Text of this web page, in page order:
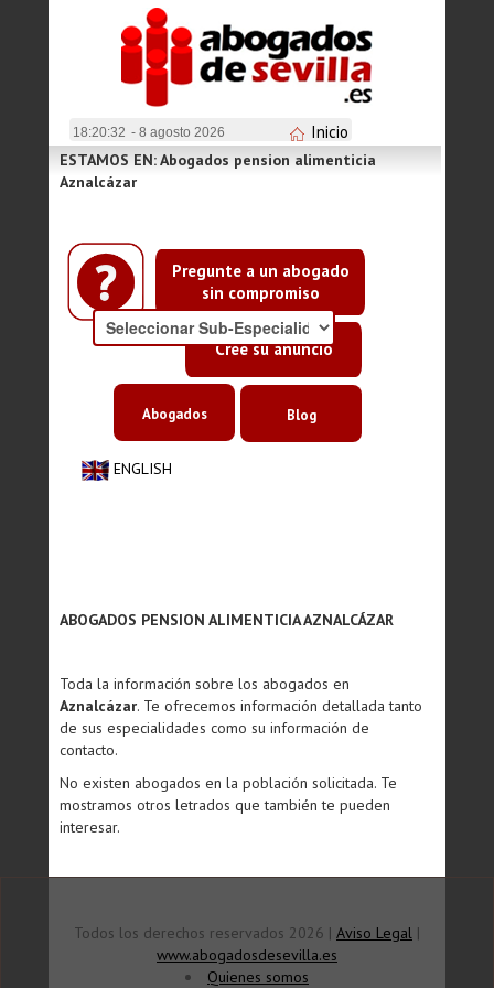
18:20:32 - 8 agosto 2026 Inicio
Pregunte a un abogado
sin compromiso
Cree su anuncio
ESTAMOS EN: Abogados pension alimenticia
Aznalcázar
ENGLISH
Abogados Blog
ABOGADOS PENSION ALIMENTICIA AZNALCÁZAR
Toda la información sobre los abogados en
Aznalcázar. Te ofrecemos información detallada tanto
de sus especialidades como su información de
contacto.
No existen abogados en la población solicitada. Te
mostramos otros letrados que también te pueden
interesar.
Todos los derechos reservados 2026 | Aviso Legal |
www.abogadosdesevilla.es
Quienes somos